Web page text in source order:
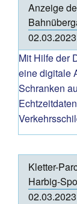
Anzeige
02.03.2023
Mit Hilfe der
eine digitale
Schranken
Kletter-
Harbig-
02.03.2023